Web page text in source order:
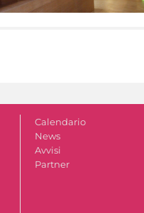
Calendario
News
Avvisi
Partner